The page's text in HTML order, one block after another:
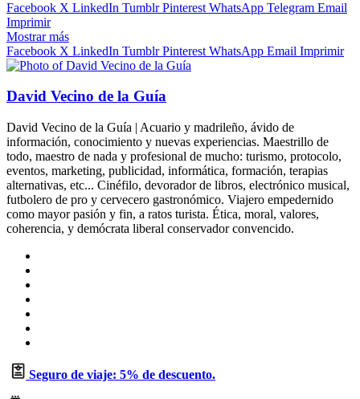
X
email
Facebook X LinkedIn Tumblr Pinterest WhatsApp Telegram Email
Imprimir
Mostrar más
Facebook X LinkedIn Tumblr Pinterest WhatsApp Email Imprimir
David Vecino de la Guía
David Vecino de la Guía | Acuario y madrileño, ávido de
información, conocimiento y nuevas experiencias. Maestrillo de
todo, maestro de nada y profesional de mucho: turismo, protocolo,
eventos, marketing, publicidad, informática, formación, terapias
alternativas, etc... Cinéfilo, devorador de libros, electrónico musical,
futbolero de pro y cervecero gastronómico. Viajero empedernido
como mayor pasión y fin, a ratos turista. Ética, moral, valores,
coherencia, y demócrata liberal conservador convencido.
Seguro de viaje: 5% de descuento.